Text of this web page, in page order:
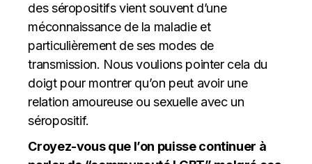
des séropositifs vient souvent d’une
méconnaissance de la maladie et
particulièrement de ses modes de
transmission. Nous voulions pointer cela du
doigt pour montrer qu’on peut avoir une
relation amoureuse ou sexuelle avec un
séropositif.
Croyez-vous que l’on puisse continuer à